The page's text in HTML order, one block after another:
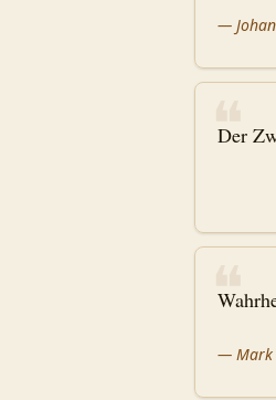
—
❝
Der
❝
— Mark